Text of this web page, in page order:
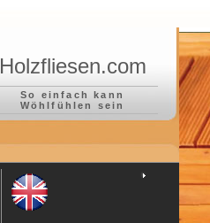
Holzfliesen.com
So einfach kann
Wöhlfühlen sein